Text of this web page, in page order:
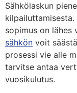
Sähkölaskun
sopimus on lähes
sähkön voit
prosessi vie alle
tarvitse antaa
vuosikulutus.